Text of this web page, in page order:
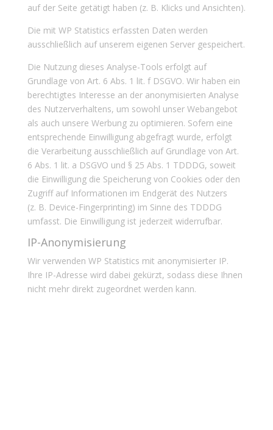
auf der Seite getätigt haben (z. B. Klicks und Ansichten).
Die mit WP Statistics erfassten Daten werden
ausschließlich auf unserem eigenen Server gespeichert.
Die Nutzung dieses Analyse-Tools erfolgt auf
Grundlage von Art. 6 Abs. 1 lit. f DSGVO. Wir haben ein
berechtigtes Interesse an der anonymisierten Analyse
des Nutzerverhaltens, um sowohl unser Webangebot
als auch unsere Werbung zu optimieren. Sofern eine
entsprechende Einwilligung abgefragt wurde, erfolgt
die Verarbeitung ausschließlich auf Grundlage von Art.
6 Abs. 1 lit. a DSGVO und § 25 Abs. 1 TDDDG, soweit
die Einwilligung die Speicherung von Cookies oder den
Zugriff auf Informationen im Endgerät des Nutzers
(z. B. Device-Fingerprinting) im Sinne des TDDDG
umfasst. Die Einwilligung ist jederzeit widerrufbar.
IP-Anonymisierung
Wir verwenden WP Statistics mit anonymisierter IP.
Ihre IP-Adresse wird dabei gekürzt, sodass diese Ihnen
nicht mehr direkt zugeordnet werden kann.